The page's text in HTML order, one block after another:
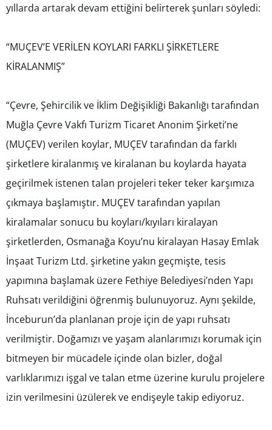
yıllarda artarak devam ettiğini belirterek şunları söyledi:
“MUÇEV’E VERİLEN KOYLARI FARKLI ŞİRKETLERE
KİRALANMIŞ”
“Çevre, Şehircilik ve İklim Değişikliği Bakanlığı tarafından
Muğla Çevre Vakfı Turizm Ticaret Anonim Şirketi’ne
(MUÇEV) verilen koylar, MUÇEV tarafından da farklı
şirketlere kiralanmış ve kiralanan bu koylarda hayata
geçirilmek istenen talan projeleri teker teker karşımıza
çıkmaya başlamıştır. MUÇEV tarafından yapılan
kiralamalar sonucu bu koyları/kıyıları kiralayan
şirketlerden, Osmanağa Koyu’nu kiralayan Hasay Emlak
İnşaat Turizm Ltd. şirketine yakın geçmişte, tesis
yapımına başlamak üzere Fethiye Belediyesi’nden Yapı
Ruhsatı verildiğini öğrenmiş bulunuyoruz. Aynı şekilde,
İnceburun’da planlanan proje için de yapı ruhsatı
verilmiştir. Doğamızı ve yaşam alanlarımızı korumak için
bitmeyen bir mücadele içinde olan bizler, doğal
varlıklarımızı işgal ve talan etme üzerine kurulu projelere
izin verilmesini üzülerek ve endişeyle takip ediyoruz.